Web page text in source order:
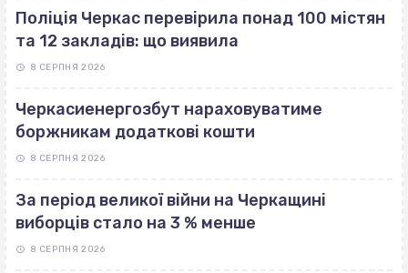
Поліція Черкас перевірила понад 100 містян
та 12 закладів: що виявила
8 СЕРПНЯ 2026
Черкасиенергозбут нараховуватиме
боржникам додаткові кошти
8 СЕРПНЯ 2026
За період великої війни на Черкащині
виборців стало на 3 % менше
8 СЕРПНЯ 2026